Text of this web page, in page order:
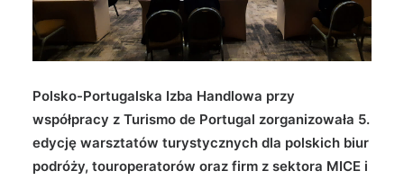
Polsko-Portugalska Izba Handlowa przy
współpracy z Turismo de Portugal zorganizowała 5.
edycję warsztatów turystycznych dla polskich biur
podróży, touroperatorów oraz firm z sektora MICE i